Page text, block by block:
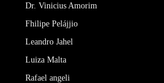
Dr. Vinicius Amorim
Fhilipe Pelájjio
Leandro Jahel
Luiza Malta
Rafael angeli